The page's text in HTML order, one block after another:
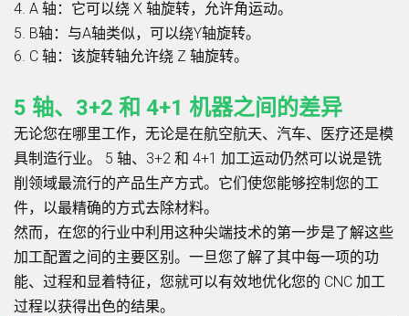
4. A 轴：它可以绕 X 轴旋转，允许角运动。
5. B轴：与A轴类似，可以绕Y轴旋转。
6. C 轴：该旋转轴允许绕 Z 轴旋转。
5 轴、3+2 和 4+1 机器之间的差异
无论您在哪里工作，无论是在航空航天、汽车、医疗还是模
具制造行业。 5 轴、3+2 和 4+1 加工运动仍然可以说是铣
削领域最流行的产品生产方式。它们使您能够控制您的工
件，以最精确的方式去除材料。
然而，在您的行业中利用这种尖端技术的第一步是了解这些
加工配置之间的主要区别。一旦您了解了其中每一项的功
能、过程和显着特征，您就可以有效地优化您的 CNC 加工
过程以获得出色的结果。